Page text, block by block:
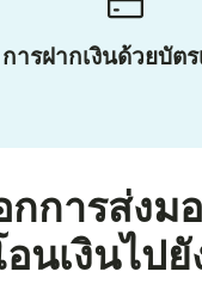
การฝากเงินด้วยบัต
กการส่งม
นเงินไปยั